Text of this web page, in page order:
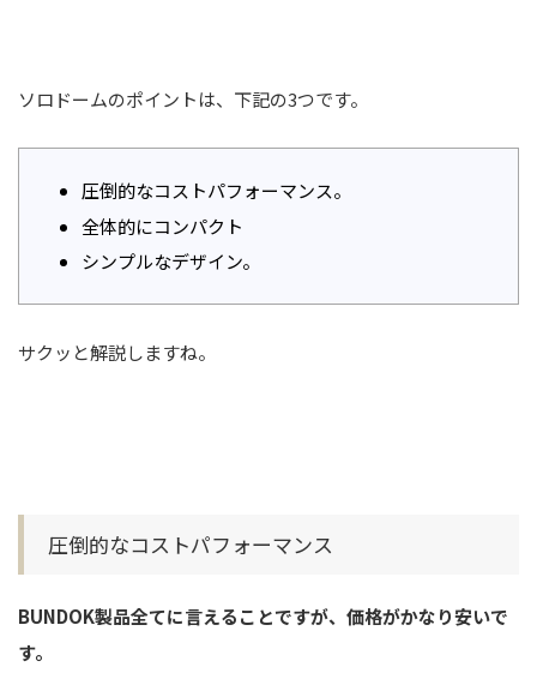
ソロドームのポイントは、下記の3つです。
圧倒的なコストパフォーマンス。
全体的にコンパクト
シンプルなデザイン。
サクッと解説しますね。
圧倒的なコストパフォーマンス
BUNDOK製品全てに言えることですが、価格がかなり安いで
す。